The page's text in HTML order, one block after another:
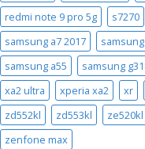
redmi note 9 pro 5g
s7270
samsung a7 2017
samsung a55
samsung
xa2 ultra
xperia xa2 xr
zd552kl
zd553kl ze520kl
zenfone max